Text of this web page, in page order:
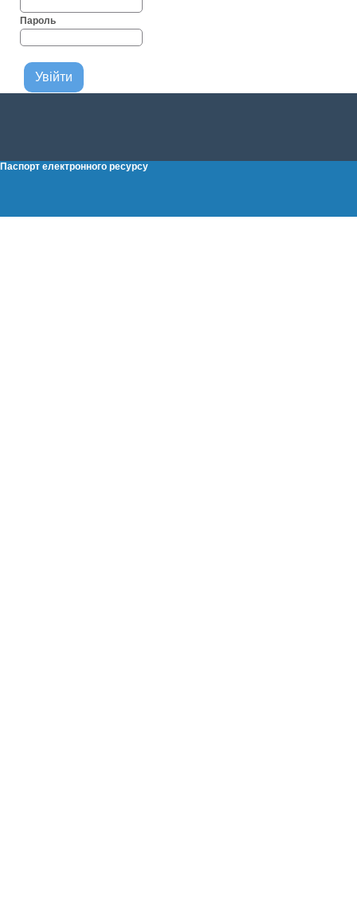
Пароль
Паспорт електронного ресурсу